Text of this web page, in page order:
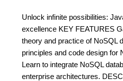
Unlock infinite possibilities:
excellence KEY FEATURES
theory and practice of NoSQL
principles and code design for
Learn to integrate NoSQL
enterprise architectures.